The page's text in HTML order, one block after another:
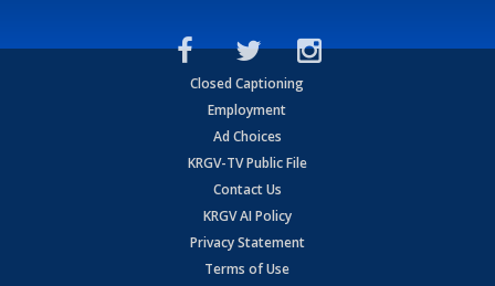
Closed Captioning
Employment
Ad Choices
KRGV-TV Public File
Contact Us
KRGV AI Policy
Privacy Statement
Terms of Use